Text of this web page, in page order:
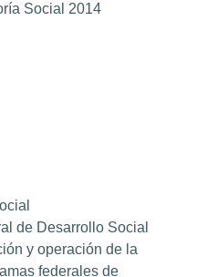
Social 2014
de Desarrollo Social
y operación de la
federales de